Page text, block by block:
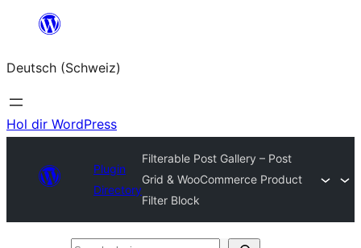
springen
Deutsch (Schweiz)
Hol dir WordPress
Plugin
Directory
Filterable Post Gallery – Post
Grid & WooCommerce Product
Filter Block